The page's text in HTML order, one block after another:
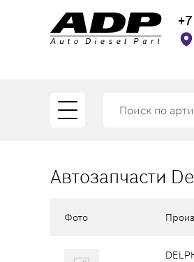
Автозапчасти
Фото